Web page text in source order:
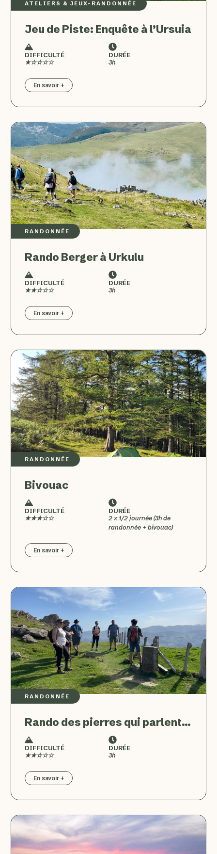
ATELIERS & JEUX– RANDONNÉE
Jeu de Piste: Enquête à l’Ursuia
DIFFICULTÉ
★☆☆☆☆
DURÉE
3h
En savoir +
RANDONNÉE
Rando Berger à Urkulu
DIFFICULTÉ
★★☆☆☆
DURÉE
3h
En savoir +
RANDONNÉE
Bivouac
DIFFICULTÉ
★★★☆☆
DURÉE
2 x 1/2 journée (3h de
randonnée + bivouac)
En savoir +
RANDONNÉE
Rando des pierres qui parlent…
DIFFICULTÉ
★★☆☆☆
DURÉE
3h
En savoir +